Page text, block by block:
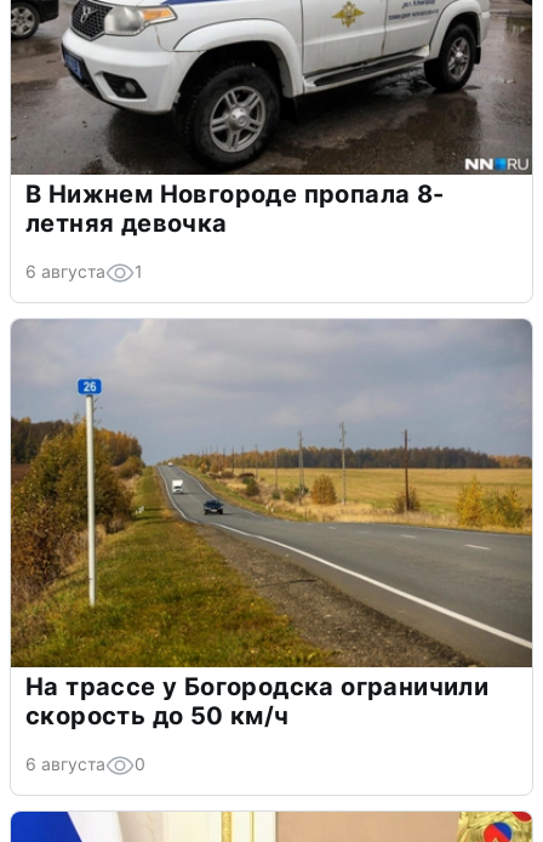
В Нижнем Новгороде пропала 8-
летняя девочка
6 августа 1
На трассе у Богородска ограничили
скорость до 50 км/ч
6 августа 0